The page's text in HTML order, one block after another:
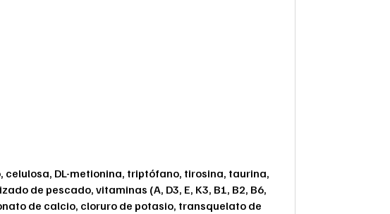
DL-metionina, triptófano, tirosina, taurina,
de pescado, vitaminas (A, D3, E, K3, B1, B2, B6,
de calcio, cloruro de potasio, transquelato de